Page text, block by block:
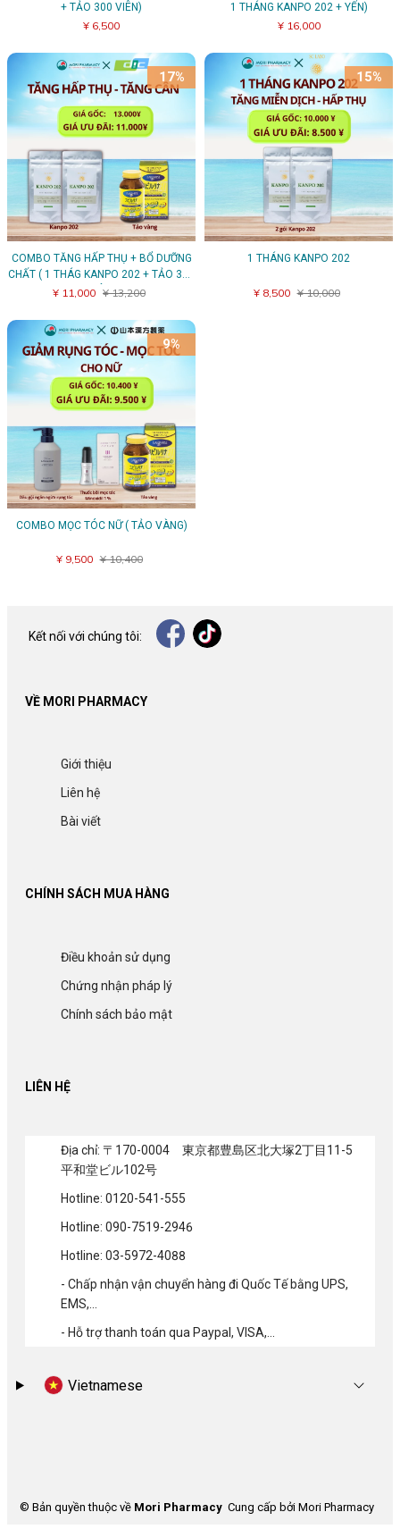
+ TẢO 300 VIÊN)
¥ 6,500
1 THÁNG KANPO 202 + YẾN)
¥ 16,000
17%
COMBO TĂNG HẤP THỤ + BỔ DƯỠNG
CHẤT ( 1 THÁG KANPO 202 + TẢO 300
VIÊN)
¥ 11,000 ¥ 13,200
15%
1 THÁNG KANPO 202
¥ 8,500 ¥ 10,000
9%
COMBO MỌC TÓC NỮ ( TẢO VÀNG)
¥ 9,500 ¥ 10,400
VỀ MORI PHARMACY
Giới thiệu
Liên hệ
Bài viết
CHÍNH SÁCH MUA HÀNG
Điều khoản sử dụng
Chứng nhận pháp lý
Chính sách bảo mật
LIÊN HỆ
Địa chỉ: 〒170-0004 東京都豊島区北大塚2丁目11-5
平和堂ビル102号
Hotline: 0120-541-555
Hotline: 090-7519-2946
Hotline: 03-5972-4088
- Chấp nhận vận chuyển hàng đi Quốc Tế bằng UPS,
EMS,...
- Hỗ trợ thanh toán qua Paypal, VISA,...
Kết nối với chúng tôi:
Vietnamese
© Bản quyền thuộc về Mori Pharmacy Cung cấp bởi Mori Pharmacy